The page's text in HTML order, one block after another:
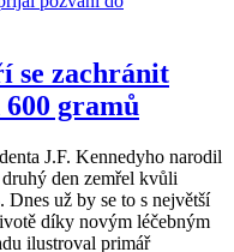
se zachránit
gramů
J.F. Kennedyho narodil
den zemřel kvůli
Dnes už by se to s největší
díky novým léčebným
ilustroval primář